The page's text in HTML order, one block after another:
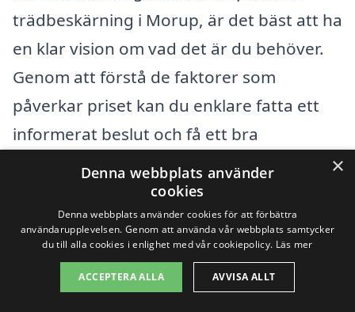
trädbeskärning i Morup, är det bäst att ha
en klar vision om vad det är du behöver.
Genom att förstå de faktorer som
påverkar priset kan du enklare fatta ett
informerat beslut och få ett bra
erbjudande som passar din budget.
Få 3 erbjudanden, gratis och utan
förpliktelser
×
Denna webbplats använder
cookies
Denna webbplats använder cookies för att förbättra
användarupplevelsen. Genom att använda vår webbplats samtycker
du till alla cookies i enlighet med vår cookiepolicy. Läs mer
ACCEPTERA ALLA AVVISA ALLT